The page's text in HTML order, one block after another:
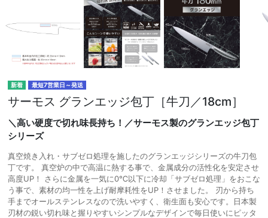
最短7営業日～発送
サーモス グランエッジ包丁［牛刀／18cm］
＼高い硬度で切れ味長持ち！／サーモス製のグランエッジ包丁
シリーズ
真空焼き入れ・サブゼロ処理を施したのグランエッジシリーズの牛刀包
丁です。 真空炉の中で高温に熱する事で、金属成分の活性化を安定させ
高度UP！ さらに金属を一気に0℃以下に冷却「サブゼロ処理」をおこな
う事で、素材の均一性を上げ耐摩耗性をUP！させました。 刃から持ち
手までオールステンレスなので洗いやすく、衛生面も安心です。日本製
刃材の鋭い切れ味と握りやすいシンプルなデザインで毎日使いにピッタ